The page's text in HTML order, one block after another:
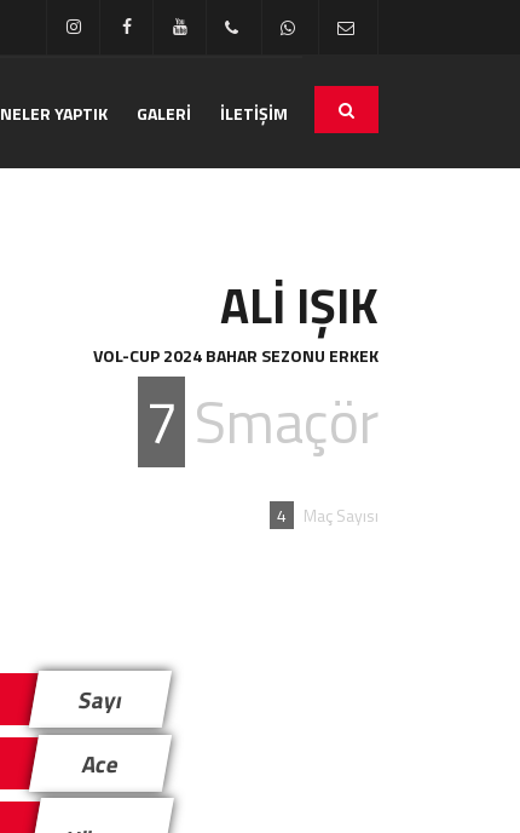
NELER YAPTIK GALERİ İLETİŞİM
ALİ IŞIK
VOL-CUP 2024 BAHAR SEZONU ERKEK
7 Smaçör
4 Maç Sayısı
Sayı
Ace